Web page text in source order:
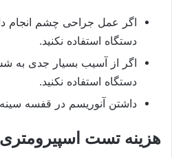
اگر عمل جراحی چشم انجام
دستگاه استفاده نکنید.
اگر از آسیب بسیار جدی به
دستگاه استفاده نکنید.
داشتن آنوریسم در قفسه
هزینه تست اسپیرومتری